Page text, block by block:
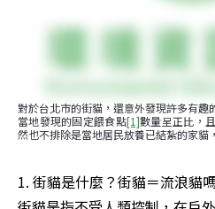
對於台北市的街貓，還意外發現許多有
當地發現的固定餵食點[1]數量呈正比，
然也不排除是當地居民放養已結紮的家貓
1. 街貓是什麼？街貓＝流浪貓